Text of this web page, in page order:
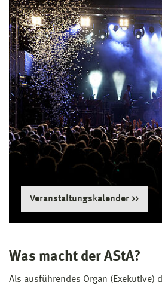
Veranstaltungskalender
Was macht der AStA?
Als ausführendes Organ (Exekutive)